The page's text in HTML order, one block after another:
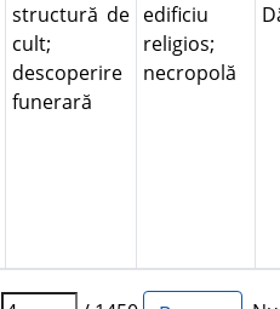
structură de
cult;
descoperire
funerară
edificiu
religios;
necropolă